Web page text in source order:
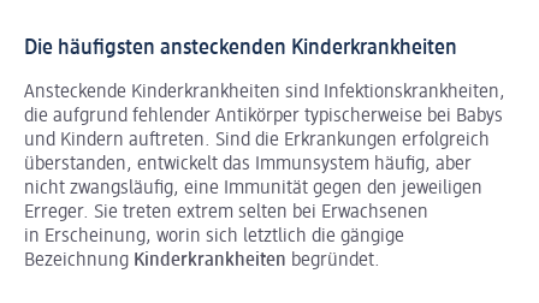
Die häufigsten ansteckenden Kinderkrankheiten
Ansteckende Kinderkrankheiten sind Infektionskrankheiten,
die aufgrund fehlender Antikörper typischerweise bei Babys
und Kindern auftreten. Sind die Erkrankungen erfolgreich
überstanden, entwickelt das Immunsystem häufig, aber
nicht zwangsläufig, eine Immunität gegen den jeweiligen
Erreger. Sie treten extrem selten bei Erwachsenen
in Erscheinung, worin sich letztlich die gängige
Bezeichnung Kinderkrankheiten begründet.